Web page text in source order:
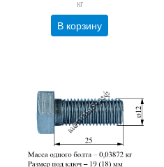
кг
В корзину